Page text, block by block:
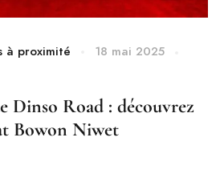
à proximité
18 mai 2025
Dinso Road : découvrez
Bowon Niwet